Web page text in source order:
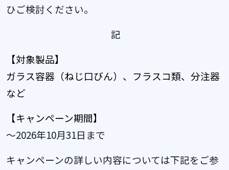
ひご検討ください。
記
【対象製品】
ガラス容器（ねじ口びん）、フラスコ類、分注器
など
【キャンペーン期間】
～2026年10月31日まで
キャンペーンの詳しい内容については下記をご参